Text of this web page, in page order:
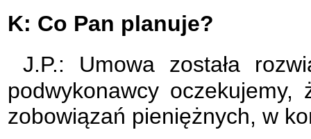
K: Co Pan planuje?
J.P.: Umowa została
podwykonawcy
zobowiązań pieniężnych, w